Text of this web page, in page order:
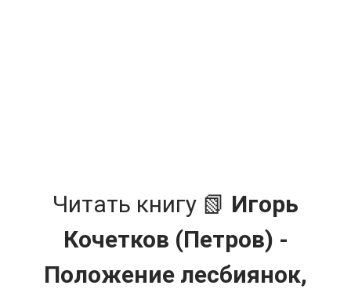
Читать книгу 📗 Игорь
Кочетков (Петров) -
Положение лесбиянок,